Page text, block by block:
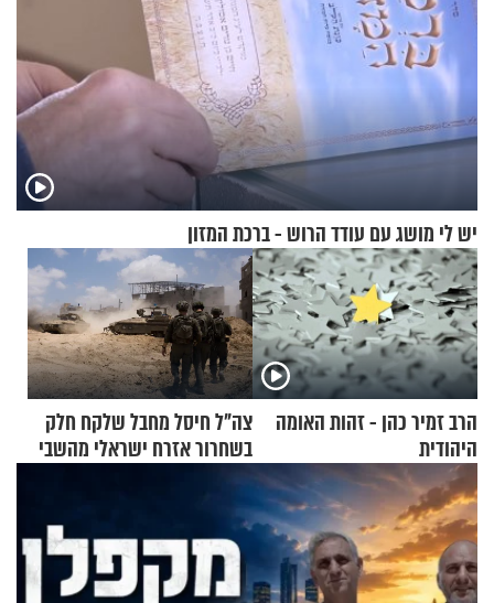
יש לי מושג עם עודד הרוש - ברכת המזון
הרב זמיר כהן - זהות האומה
היהודית
צה"ל חיסל מחבל שלקח חלק
בשחרור אזרח ישראלי מהשבי